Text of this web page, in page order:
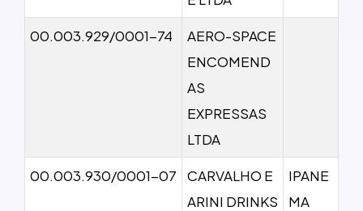
00.003.929/0001-74
AERO-SPACE
ENCOMEND
AS
EXPRESSAS
LTDA
00.003.930/0001-07
CARVALHO E
ARINI DRINKS
IPANE
MA